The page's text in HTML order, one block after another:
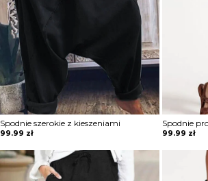
Spodnie szerokie z kieszeniami
99.99 zł 99.99 zł